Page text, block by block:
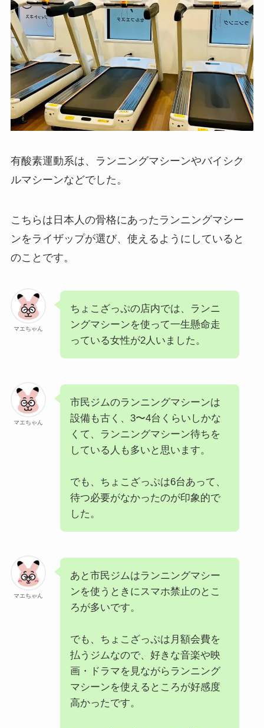
有酸素運動系は、ランニングマシーンやバイシク
ルマシーンなどでした。
こちらは日本人の骨格にあったランニングマシー
ンをライザップが選び、使えるようにしていると
のことです。
マエちゃん
ちょこざっぷの店内では、ランニ
ングマシーンを使って一生懸命走
っている女性が2人いました。
マエちゃん
市民ジムのランニングマシーンは
設備も古く、3〜4台くらいしかな
くて、ランニングマシーン待ちを
している人も多いと思います。
でも、ちょこざっぷは6台あって、
待つ必要がなかったのが印象的で
した。
マエちゃん
あと市民ジムはランニングマシー
ンを使うときにスマホ禁止のとこ
ろが多いです。
でも、ちょこざっぷは月額会費を
払うジムなので、好きな音楽や映
画・ドラマを見ながらランニング
マシーンを使えるところが好感度
高かったです。